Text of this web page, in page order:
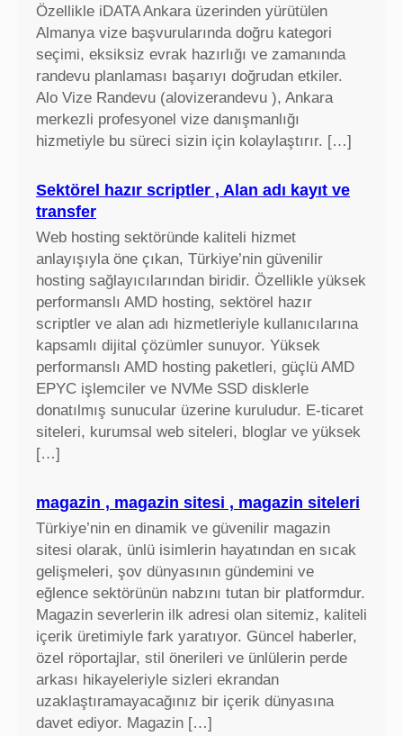
Özellikle iDATA Ankara üzerinden yürütülen
Almanya vize başvurularında doğru kategori
seçimi, eksiksiz evrak hazırlığı ve zamanında
randevu planlaması başarıyı doğrudan etkiler.
Alo Vize Randevu (alovizerandevu ), Ankara
merkezli profesyonel vize danışmanlığı
hizmetiyle bu süreci sizin için kolaylaştırır. […]
Sektörel hazır scriptler , Alan adı kayıt ve
transfer
Web hosting sektöründe kaliteli hizmet
anlayışıyla öne çıkan, Türkiye’nin güvenilir
hosting sağlayıcılarından biridir. Özellikle yüksek
performanslı AMD hosting, sektörel hazır
scriptler ve alan adı hizmetleriyle kullanıcılarına
kapsamlı dijital çözümler sunuyor. Yüksek
performanslı AMD hosting paketleri, güçlü AMD
EPYC işlemciler ve NVMe SSD disklerle
donatılmış sunucular üzerine kuruludur. E-ticaret
siteleri, kurumsal web siteleri, bloglar ve yüksek
[…]
magazin , magazin sitesi , magazin siteleri
Türkiye’nin en dinamik ve güvenilir magazin
sitesi olarak, ünlü isimlerin hayatından en sıcak
gelişmeleri, şov dünyasının gündemini ve
eğlence sektörünün nabzını tutan bir platformdur.
Magazin severlerin ilk adresi olan sitemiz, kaliteli
içerik üretimiyle fark yaratıyor. Güncel haberler,
özel röportajlar, stil önerileri ve ünlülerin perde
arkası hikayeleriyle sizleri ekrandan
uzaklaştıramayacağınız bir içerik dünyasına
davet ediyor. Magazin […]